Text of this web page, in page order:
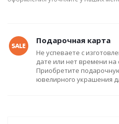
Подарочная карта
Не успеваете с
дате или нет времени на
Приобретите
ювелирного украшения